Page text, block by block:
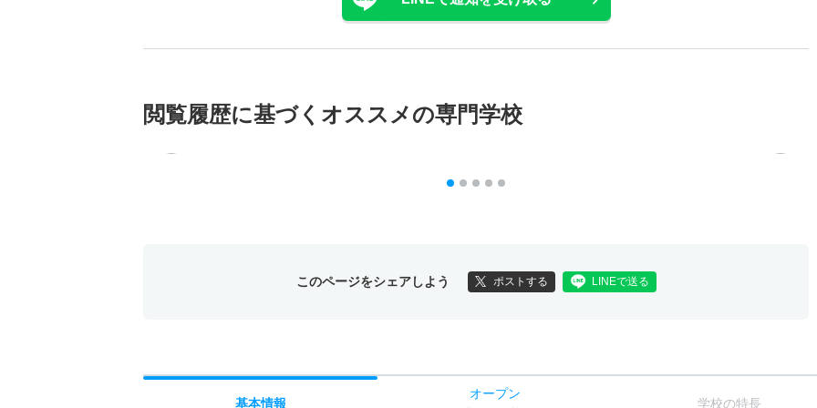
閲覧履歴に基づく オススメの専門学校
このページをシェアしよう ポストする LINEで送る
基本情報
オープン
学校の特長